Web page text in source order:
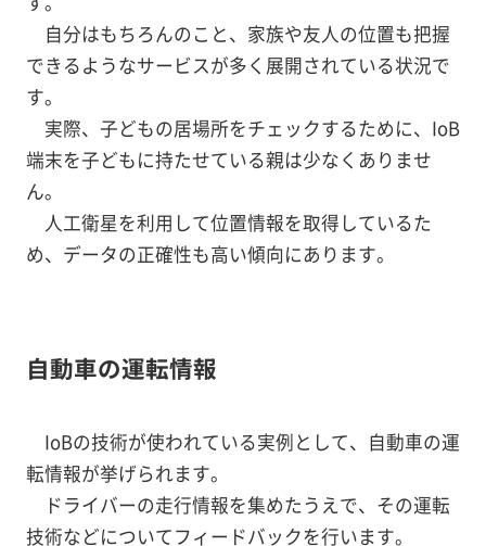
自分はもちろんのこと、家族や友人の位置も把握
できるようなサービスが多く展開されている状況で
す。
実際、子どもの居場所をチェックするために、IoB
端末を子どもに持たせている親は少なくありませ
ん。
人工衛星を利用して位置情報を取得しているた
め、データの正確性も高い傾向にあります。
自動車の運転情報
IoBの技術が使われている実例として、自動車の運
転情報が挙げられます。
ドライバーの走行情報を集めたうえで、その運転
技術などについてフィードバックを行います。